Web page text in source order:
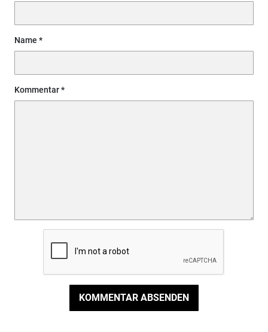
Name
Kommentar
KOMMENTAR ABSENDEN